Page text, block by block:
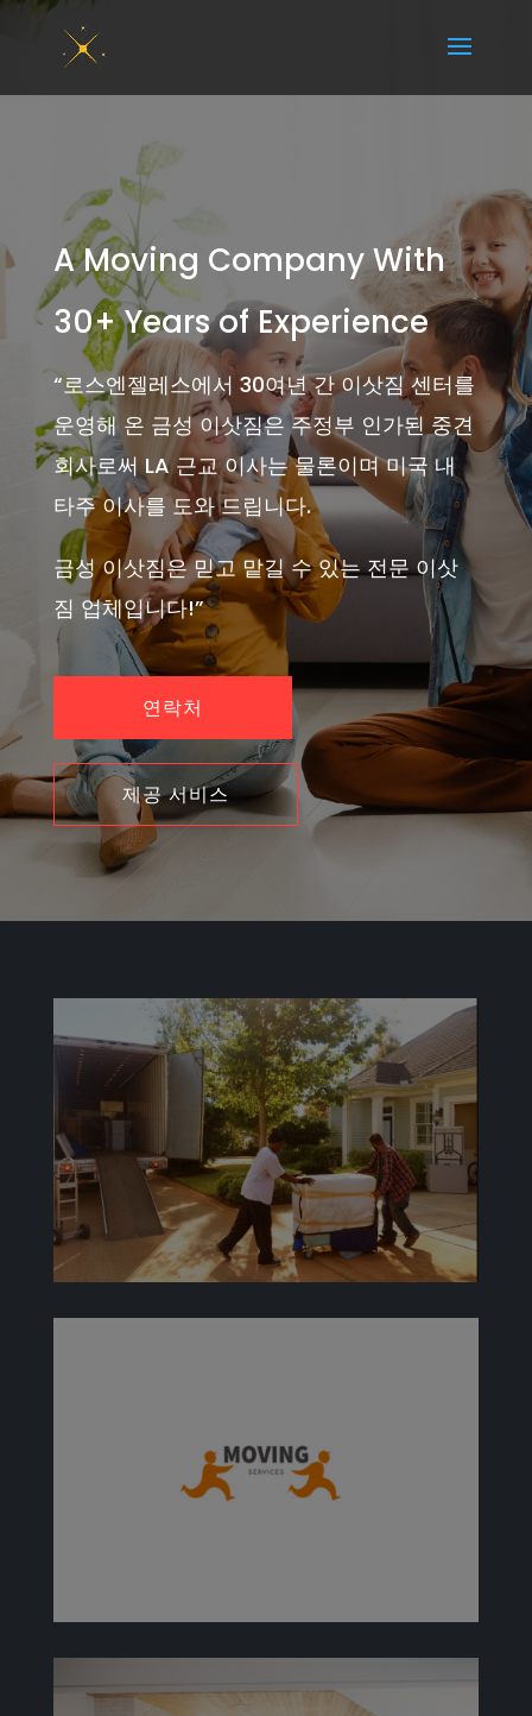
A Moving Company With
30+ Years of Experience
“로스엔젤레스에서 30여년 간 이삿짐 센터를
운영해 온 금성 이삿짐은 주정부 인가된 중견
회사로써 LA 근교 이사는 물론이며 미국 내
타주 이사를 도와 드립니다.
금성 이삿짐은 믿고 맡길 수 있는 전문 이삿
짐 업체입니다!”
연락처
제공 서비스